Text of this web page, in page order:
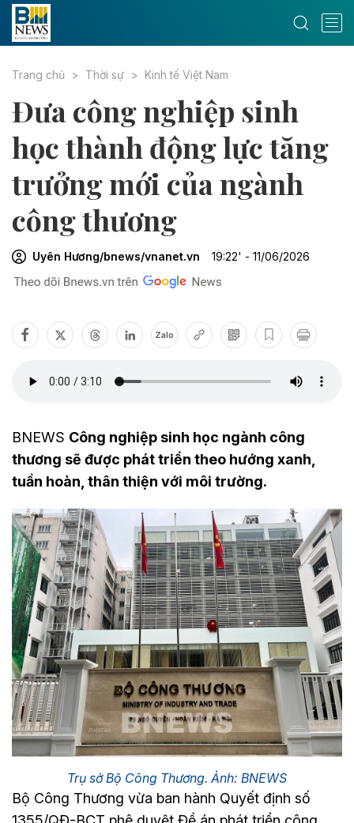
Trang chủ Thời sự Kinh tế Việt Nam
Đưa công nghiệp sinh
học thành động lực tăng
trưởng mới của ngành
công thương
Uyên Hương/bnews/vnanet.vn 19:22' - 11/06/2026
Zalo
BNEWS Công nghiệp sinh học ngành công
thương sẽ được phát triển theo hướng xanh,
tuần hoàn, thân thiện với môi trường.
Trụ sở Bộ Công Thương. Ảnh: BNEWS
Bộ Công Thương vừa ban hành Quyết định số